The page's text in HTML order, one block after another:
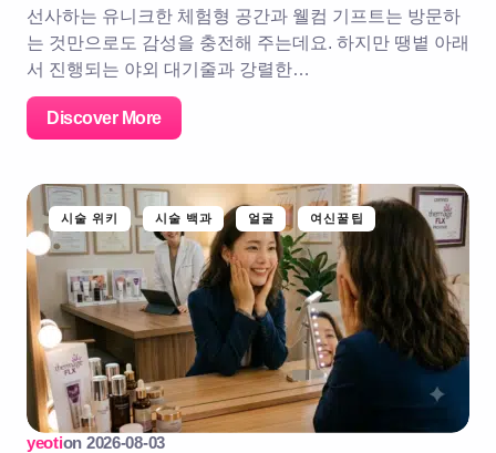
선사하는 유니크한 체험형 공간과 웰컴 기프트는 방문하
는 것만으로도 감성을 충전해 주는데요. 하지만 땡볕 아래
서 진행되는 야외 대기줄과 강렬한…
Discover More
시술 위키 시술 백과 얼굴 여신꿀팁
yeotion 2026-08-03